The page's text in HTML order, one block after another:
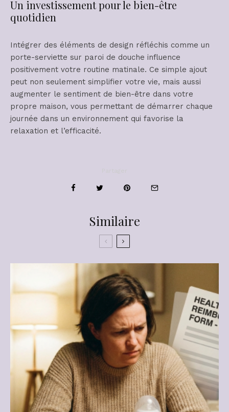
Un investissement pour le bien-être
quotidien
Intégrer des éléments de design réfléchis comme un
porte-serviette sur paroi de douche influence
positivement votre routine matinale. Ce simple ajout
peut non seulement simplifier votre vie, mais aussi
augmenter le sentiment de bien-être dans votre
propre maison, vous permettant de démarrer chaque
journée dans un environnement qui favorise la
relaxation et l’efficacité.
Similaire